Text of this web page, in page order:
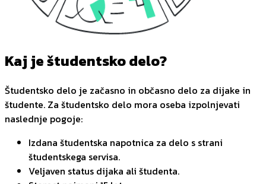
Kaj je študentsko delo?
Študentsko delo je začasno in občasno delo za dijake in
študente. Za študentsko delo mora oseba izpolnjevati
naslednje pogoje:
Izdana študentska napotnica za delo s strani
študentskega servisa.
Veljaven status dijaka ali študenta.